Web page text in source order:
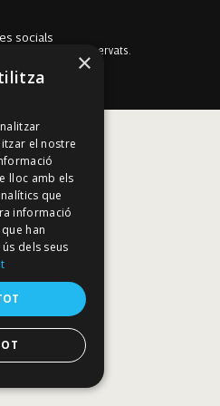
socials
Tots els drets reservats.
STUDIO
×
el nostre
lloc amb els
que
informació
han
dels seus